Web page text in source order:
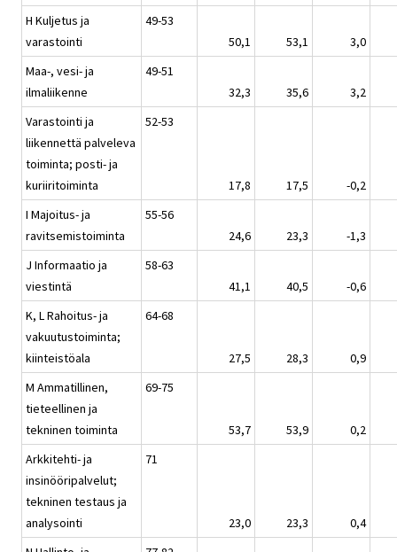
H Kuljetus ja
varastointi
49-53
50,1
53,1
3,0
Maa-, vesi- ja
ilmaliikenne
49-51
32,3
35,6
3,2
Varastointi ja
liikennettä palveleva
toiminta; posti- ja
kuriiritoiminta
52-53
17,8 17,5
-0,2
I Majoitus- ja
ravitsemistoiminta
55-56
24,6
23,3
-1,3
J Informaatio ja
viestintä
58-63
41,1
40,5
-0,6
K, L Rahoitus- ja
vakuutustoiminta;
kiinteistöala
64-68
27,5 28,3
0,9
M Ammatillinen,
tieteellinen ja
tekninen toiminta
69-75
53,7 53,9
0,2
Arkkitehti- ja
insinööripalvelut;
tekninen testaus ja
analysointi
71
23,0 23,3
0,4